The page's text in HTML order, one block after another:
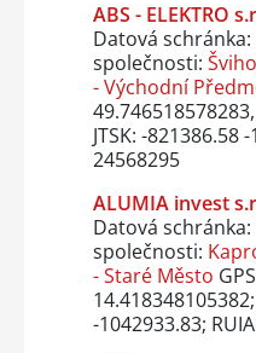
ABS - ELEKTRO
Datová
společnosti:
- Východní
JTSK: -821386.58
24568295
ALUMIA invest
Datová
společnosti:
- Staré Město
14.418348105382;
-1042933.83;